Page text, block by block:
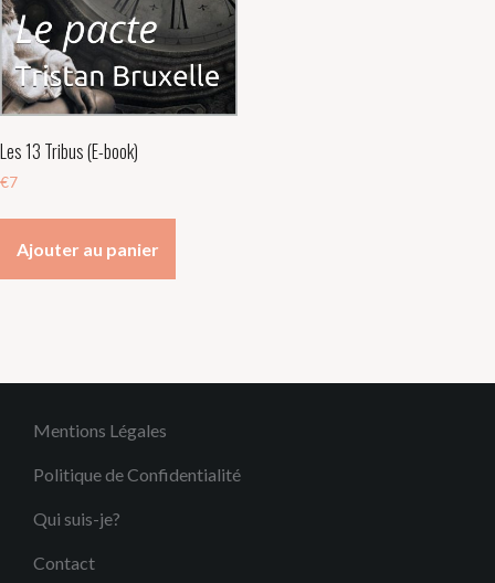
Les 13 Tribus (E-book)
€7
Ajouter au panier
Mentions Légales
Politique de Confidentialité
Qui suis-je?
Contact